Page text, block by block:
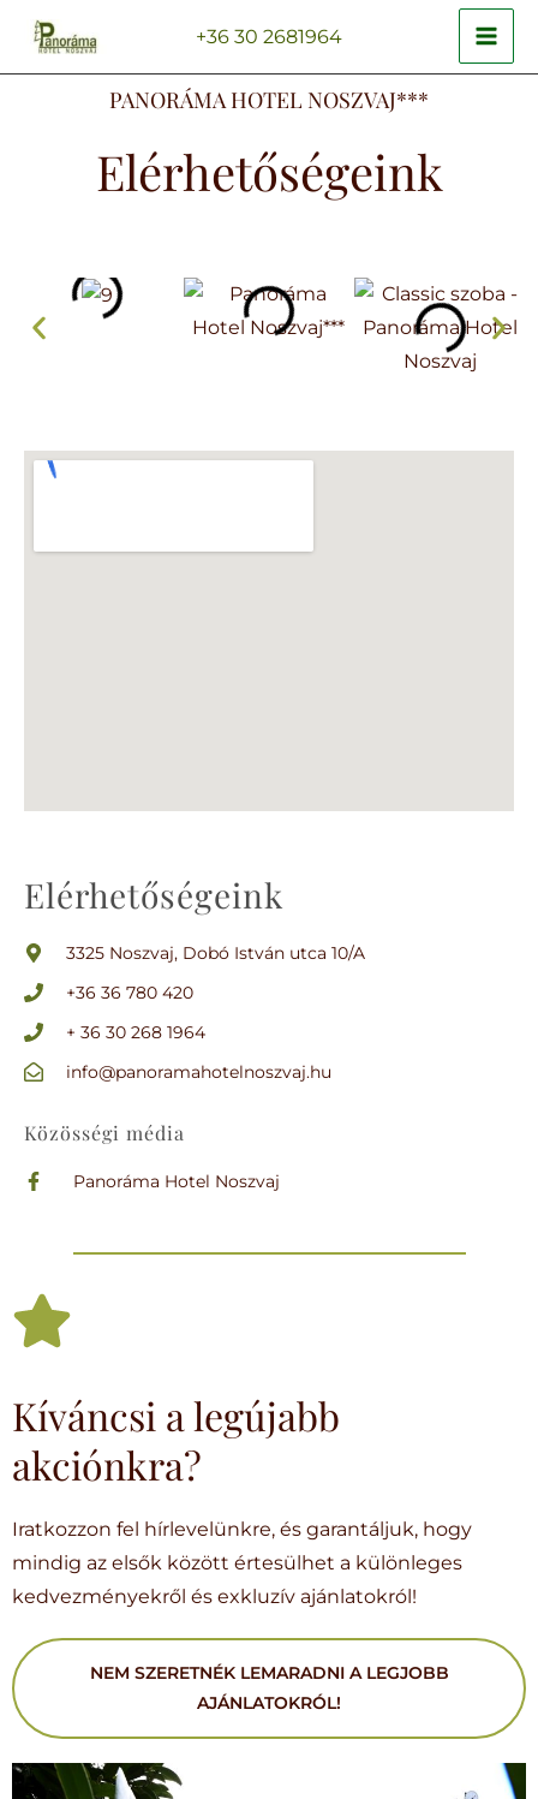
Skip
content
+36 30 2681964
PANORÁMA HOTEL NOSZVAJ***
Elérhetőségeink
Elérhetőségeink
3325 Noszvaj, Dobó István utca 10/A
+36 36 780 420
+ 36 30 268 1964
info@panoramahotelnoszvaj.hu
Közösségi média
Panoráma Hotel Noszvaj
Kíváncsi a legújabb
akciónkra?
Iratkozzon fel hírlevelünkre, és garantáljuk, hogy
mindig az elsők között értesülhet a különleges
kedvezményekről és exkluzív ajánlatokról!
NEM SZERETNÉK LEMARADNI A LEGJOBB
AJÁNLATOKRÓL!